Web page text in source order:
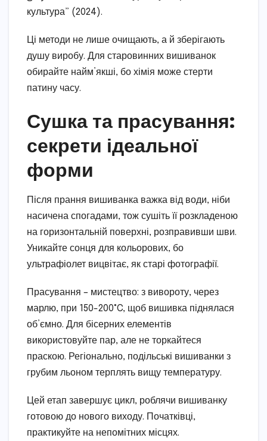
культура” (2024).
Ці методи не лише очищають, а й зберігають
душу виробу. Для старовинних вишиванок
обирайте найм’якші, бо хімія може стерти
патину часу.
Сушка та прасування:
секрети ідеальної
форми
Після прання вишиванка важка від води, ніби
насичена спогадами, тож сушіть її розкладеною
на горизонтальній поверхні, розправивши шви.
Уникайте сонця для кольорових, бо
ультрафіолет вицвітає, як старі фотографії.
Прасування – мистецтво: з вивороту, через
марлю, при 150-200°C, щоб вишивка піднялася
об’ємно. Для бісерних елементів
використовуйте пар, але не торкайтеся
праскою. Регіонально, подільські вишиванки з
грубим льоном терплять вищу температуру.
Цей етап завершує цикл, роблячи вишиванку
готовою до нового виходу. Початківці,
практикуйте на непомітних місцях.